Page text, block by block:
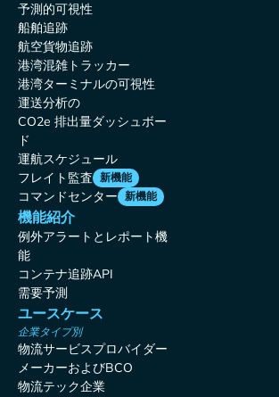
予測的可視性
船舶追跡
航空貨物追跡
港湾混雑トラッカー
港湾ターミナルの可視性
運送分析の
CO2e 排出量ダッシュボー
ド
運航スケジュール
フレイト監査 新機能
コマンドセンター 新機能
機能紹介
例外アラートとレポート機
能
コンテナ追跡API
需要予測
ユースケース
企業タイプ別
物流サービスプロバイダー
メーカーおよびBCO
物流テック企業